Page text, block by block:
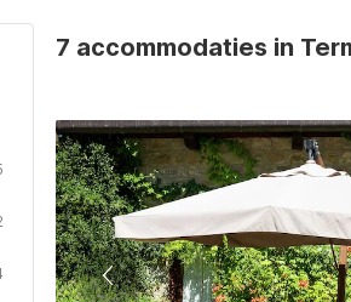
7 accommodaties in